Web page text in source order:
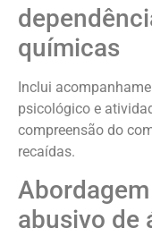
químicas
Inclui
psicológico e
compreensão do
recaídas.
abusivo de